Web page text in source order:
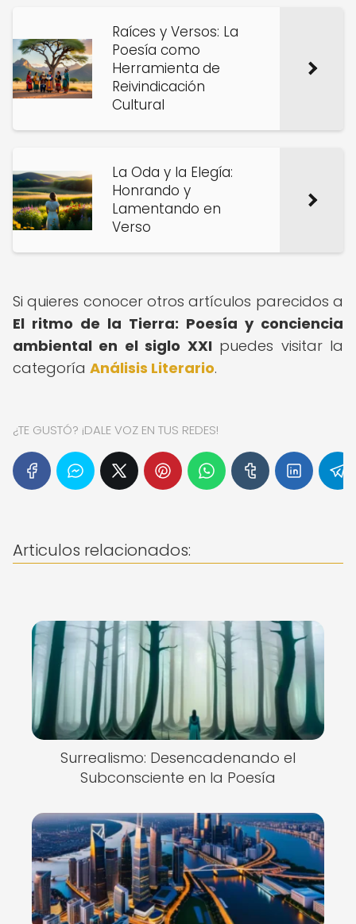
Raíces y Versos: La
Poesía como
Herramienta de
Reivindicación
Cultural
La Oda y la Elegía:
Honrando y
Lamentando en
Verso
Si quieres conocer otros artículos parecidos a
El ritmo de la Tierra: Poesía y conciencia
ambiental en el siglo XXIpuedes visitar la
categoría Análisis Literario.
¿TE GUSTÓ? ¡DALE VOZ EN TUS REDES!
Articulos relacionados:
Surrealismo: Desencadenando el
Subconsciente en la Poesía